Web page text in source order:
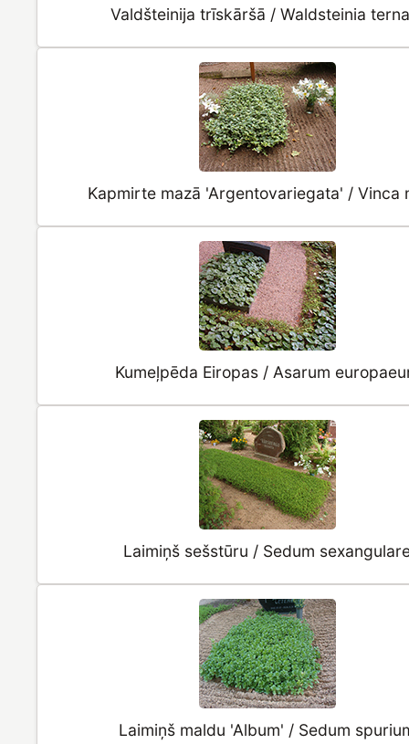
Valdšteinija trīskāršā / Waldsteinia
Kapmirte mazā 'Argentovariegata' / Vinca
Kumeļpēda Eiropas / Asarum
Laimiņš sešstūru / Sedum
Laimiņš maldu 'Album' / Sedum